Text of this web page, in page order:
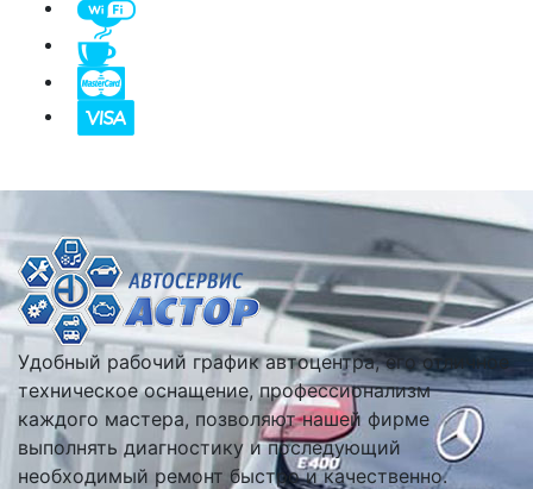
Удобный рабочий график автоцентра, его отличное
техническое оснащение, профессионализм
каждого мастера, позволяют нашей фирме
выполнять диагностику и последующий
необходимый ремонт быстро и качественно.